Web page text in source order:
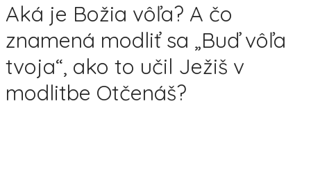
Aká je Božia vôľa? A čo
znamená modliť sa „Buď vôľa
tvoja“, ako to učil Ježiš v
modlitbe Otčenáš?